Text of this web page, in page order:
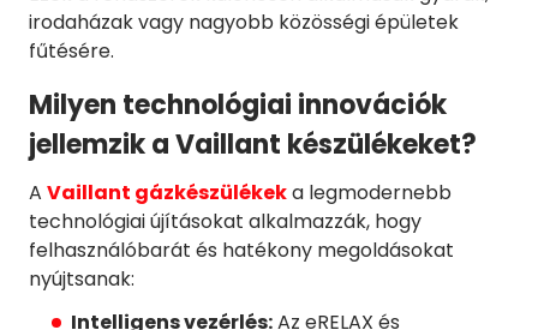
irodaházak vagy nagyobb közösségi épületek
fűtésére.
Milyen technológiai innovációk
jellemzik a Vaillant készülékeket?
A Vaillant gázkészülékeka legmodernebb
technológiai újításokat alkalmazzák, hogy
felhasználóbarát és hatékony megoldásokat
nyújtsanak:
Intelligens vezérlés:Az eRELAX és